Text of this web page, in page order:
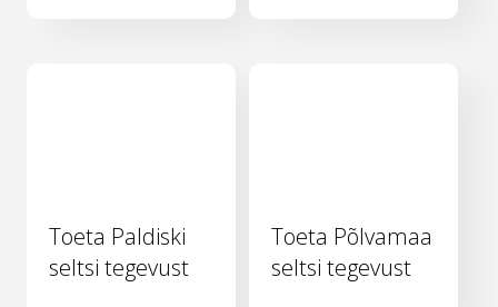
Toeta Paldiski
seltsi tegevust
Toeta Põlvamaa
seltsi tegevust